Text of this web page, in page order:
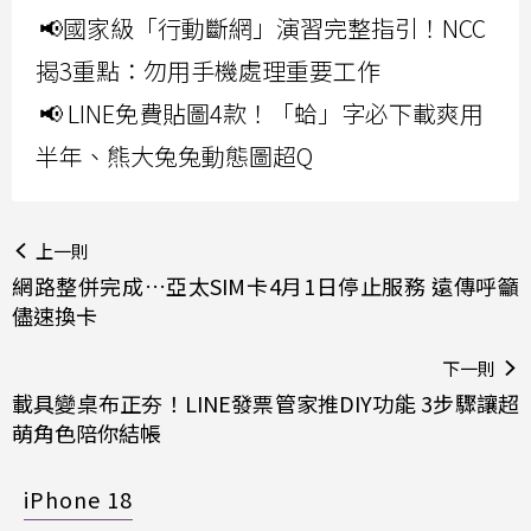
📢國家級「行動斷網」演習完整指引！NCC
揭3重點：勿用手機處理重要工作
📢 LINE免費貼圖4款！「蛤」字必下載爽用
半年、熊大兔兔動態圖超Q
上一則
網路整併完成…亞太SIM卡4月1日停止服務 遠傳呼籲
儘速換卡
下一則
載具變桌布正夯！LINE發票管家推DIY功能 3步驟讓超
萌角色陪你結帳
iPhone 18